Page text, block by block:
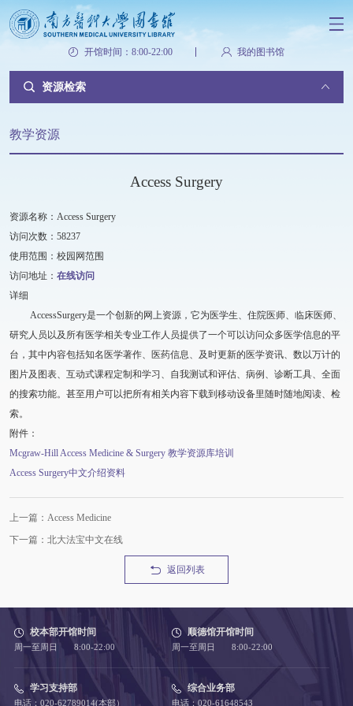
开馆时间：8:00-22:00 我的图书馆
资源检索
教学资源
Access Surgery
资源名称：Access Surgery
访问次数：58237
使用范围：校园网范围
访问地址： 在线访问
详细
AccessSurgery是一个创新的网上资源，它为医学生、住院医师、临床医师、
研究人员以及所有医学相关专业工作人员提供了一个可以访问众多医学信息的平
台，其中内容包括知名医学著作、医药信息、及时更新的医学资讯、数以万计的
图片及图表、互动式课程定制和学习、自我测试和评估、病例、诊断工具、全面
的搜索功能。甚至用户可以把所有相关内容下载到移动设备里随时随地阅读、检
索。
附件：
Mcgraw-Hill Access Medicine & Surgery 教学资源库培训
Access Surgery中文介绍资料
上一篇：Access Medicine
下一篇：北大法宝中文在线
返回列表
校本部开馆时间
周一至周日 8:00-22:00
顺德馆开馆时间
周一至周日 8:00-22:00
学习支持部
电话：020-62789014(本部）
综合业务部
电话：020-61648543